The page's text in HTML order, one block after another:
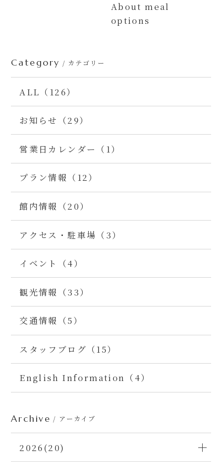
About meal
options
Category / カテゴリー
ALL（126）
お知らせ（29）
営業日カレンダー（1）
プラン情報（12）
館内情報（20）
アクセス・駐車場（3）
イベント（4）
観光情報（33）
交通情報（5）
スタッフブログ（15）
English Information（4）
Archive / アーカイブ
2026(20)